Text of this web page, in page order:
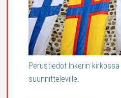
Perustiedot Inkerin kirkossa
suunnitteleville.